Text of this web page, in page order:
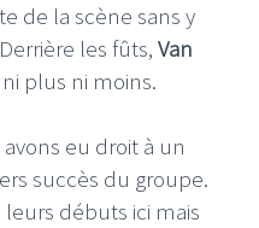
de la scène sans y
les fûts, Van
plus ni moins.
eu droit à un
succès du groupe.
débuts ici mais